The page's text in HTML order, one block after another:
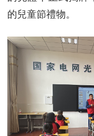
的兒童節禮物。